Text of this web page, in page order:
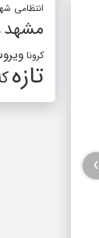
›
انتظامی
مشهد
کرونا
تازه